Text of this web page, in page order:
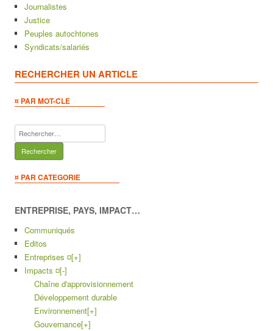
Journalistes
Justice
Peuples autochtones
Syndicats/salariés
RECHERCHER UN ARTICLE
¤ PAR MOT-CLE
Rechercher :
¤ PAR CATEGORIE
ENTREPRISE, PAYS, IMPACT…
Communiqués
Editos
Entreprises ¤[+]
Impacts ¤[-]
Chaîne d'approvisionnement
Développement durable
Environnement[+]
Gouvernance[+]